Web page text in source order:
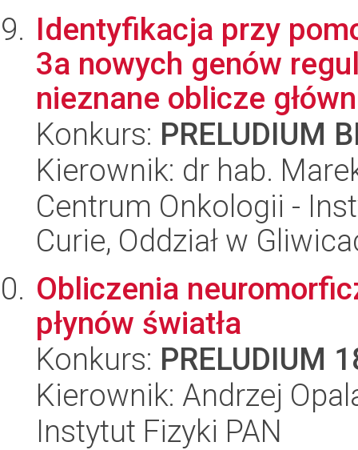
Identyfikacja przy
3a nowych genów
nieznane oblicze
Konkurs: PRELUDIUM
Kierownik: dr hab.
Centrum Onkologii -
Curie, Oddział w
Obliczenia
płynów światła
Konkurs: PRELUDIUM
Kierownik: Andrzej
Instytut Fizyki PAN